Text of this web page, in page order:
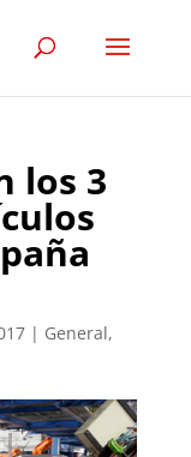
los 3
| General,